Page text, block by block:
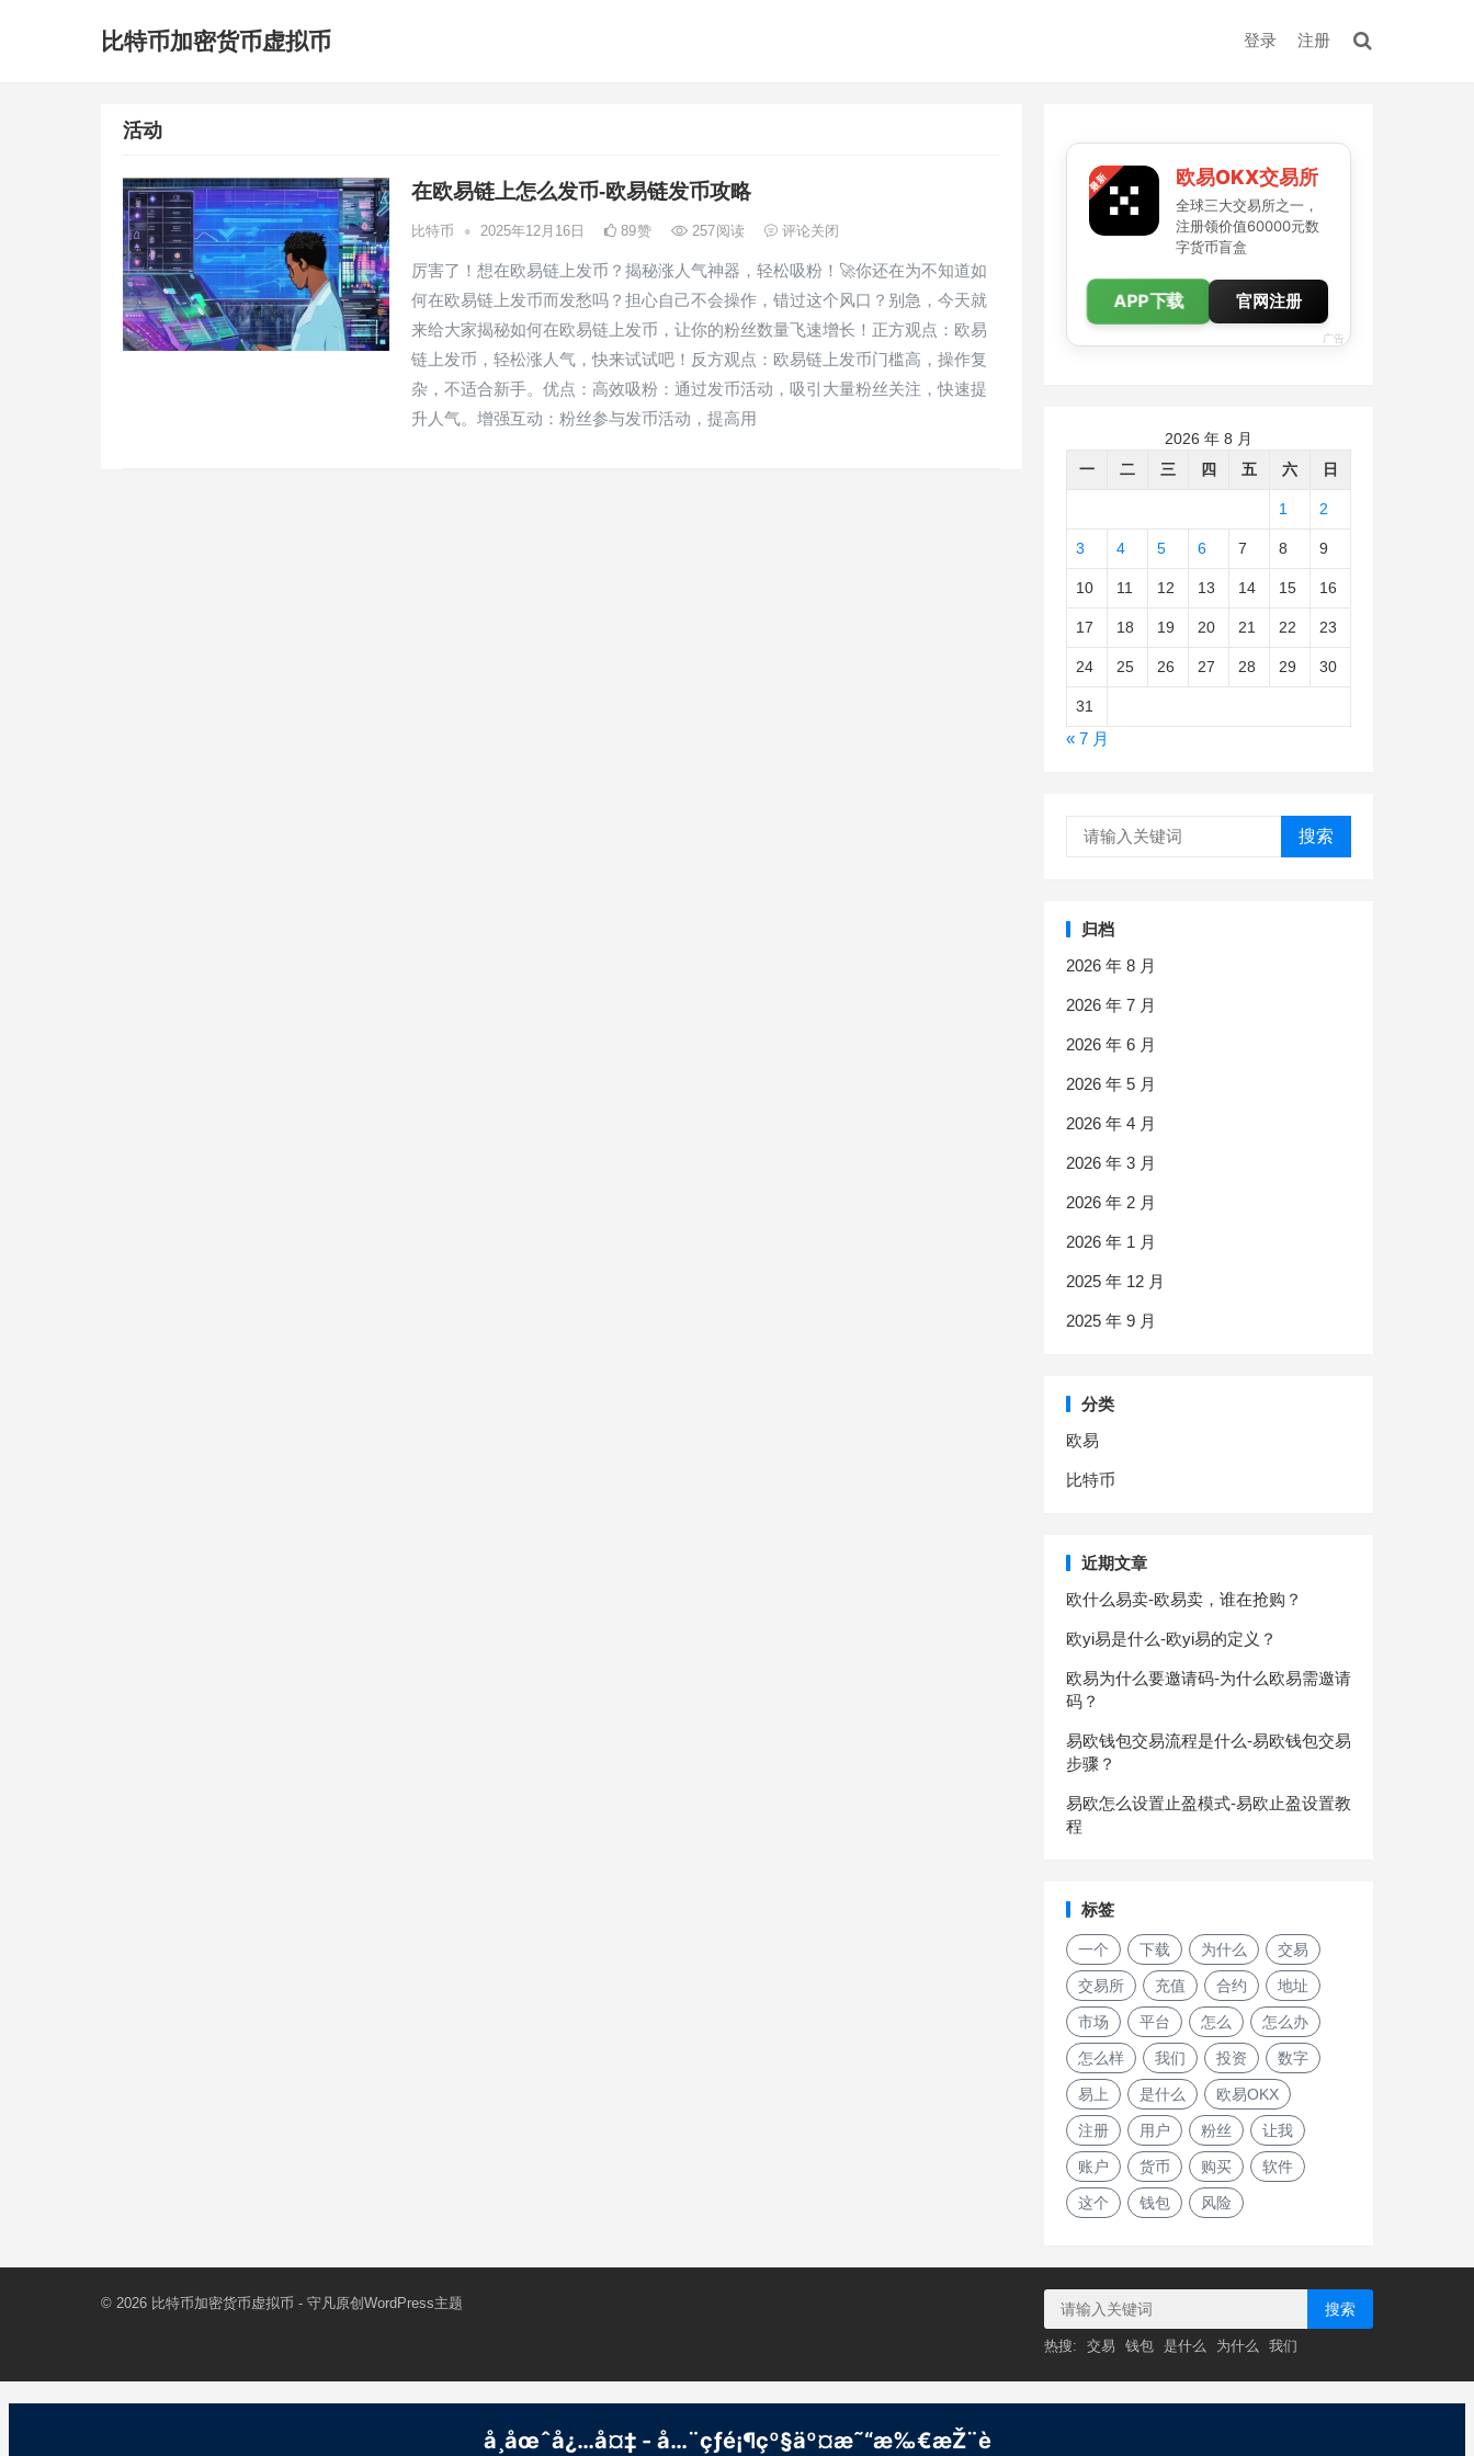
比特币加密货币虚拟币 登录 注册
活动
在欧易链上怎么发币-欧易链发币攻略
比特币 • 2025年12月16日 89赞 257阅读 评论关闭
厉害了！想在欧易链上发币？揭秘涨人气神器，轻松吸粉！🚀你还在为不知道如
何在欧易链上发币而发愁吗？担心自己不会操作，错过这个风口？别急，今天就
来给大家揭秘如何在欧易链上发币，让你的粉丝数量飞速增长！正方观点：欧易
链上发币，轻松涨人气，快来试试吧！反方观点：欧易链上发币门槛高，操作复
杂，不适合新手。优点：高效吸粉：通过发币活动，吸引大量粉丝关注，快速提
升人气。增强互动：粉丝参与发币活动，提高用
欧易OKX交易所
全球三大交易所之一，
注册领价值60000元数
字货币盲盒
APP下载 官网注册
广告
2026 年 8 月
一
二 三 四 五 六 日
1 2
3 4 5 6 7 8 9
10 11 12 13 14 15 16
17 18 19 20 21 22 23
24 25 26 27 28 29 30
31
« 7 月
搜索
归档
2026 年 8 月
2026 年 7 月
2026 年 6 月
2026 年 5 月
2026 年 4 月
2026 年 3 月
2026 年 2 月
2026 年 1 月
2025 年 12 月
2025 年 9 月
分类
欧易
比特币
近期文章
欧什么易卖-欧易卖，谁在抢购？
欧yi易是什么-欧yi易的定义？
欧易为什么要邀请码-为什么欧易需邀请
码？
易欧钱包交易流程是什么-易欧钱包交易
步骤？
易欧怎么设置止盈模式-易欧止盈设置教
程
标签
一个 下载 为什么 交易
交易所 充值 合约 地址
市场 平台 怎么 怎么办
怎么样 我们 投资 数字
易上 是什么 欧易OKX
注册 用户 粉丝 让我
账户 货币 购买 软件
这个 钱包 风险
© 2026 比特币加密货币虚拟币 - 守凡原创 WordPress主题 搜索
热搜: 交易 钱包 是什么 为什么 我们